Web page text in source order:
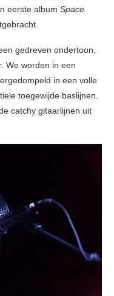
eerste album Space
gedreven ondertoon,
We worden in een
in een volle
toegewijde baslijnen.
catchy gitaarlijnen uit